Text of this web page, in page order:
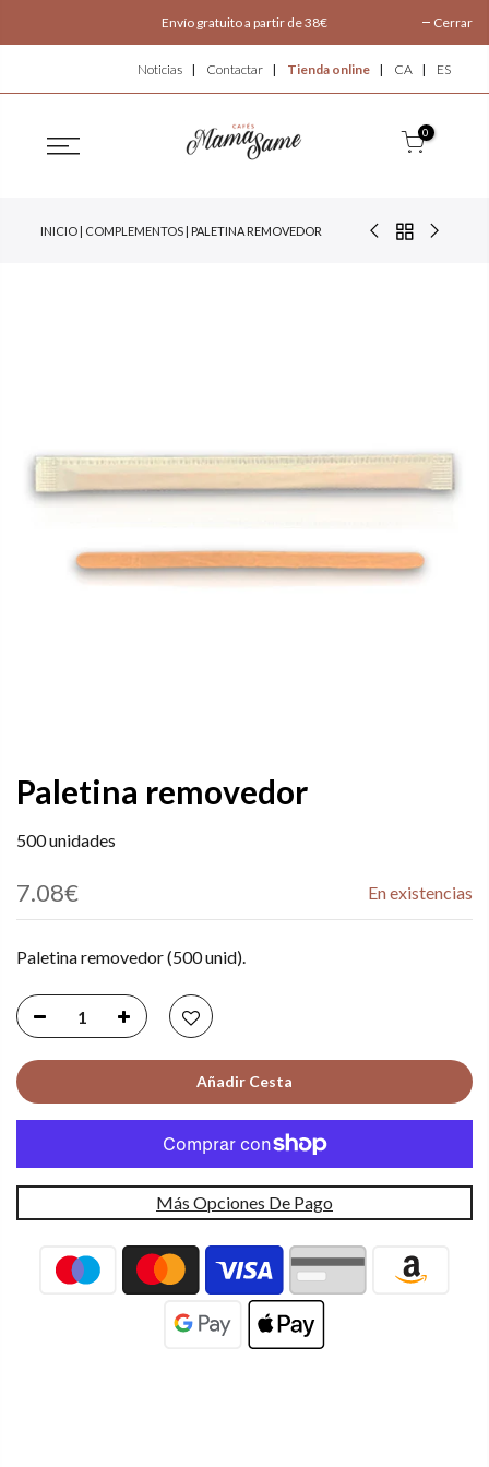
Envío gratuito a partir de 38€ Cerrar
Noticias Contactar Tienda online CA ES
0
INICIO | COMPLEMENTOS | PALETINA REMOVEDOR
Paletina removedor
500 unidades
7.08€ En existencias
Paletina removedor (500 unid).
Añadir Cesta
Más Opciones De Pago